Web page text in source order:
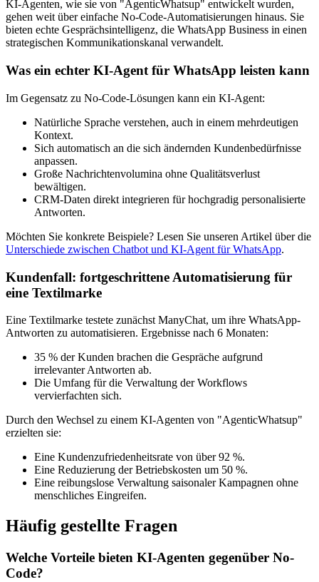
KI-Agenten, wie sie von "AgenticWhatsup" entwickelt wurden,
gehen weit über einfache No-Code-Automatisierungen hinaus. Sie
bieten echte Gesprächsintelligenz, die WhatsApp Business in einen
strategischen Kommunikationskanal verwandelt.
Was ein echter KI-Agent für WhatsApp leisten kann
Im Gegensatz zu No-Code-Lösungen kann ein KI-Agent:
Natürliche Sprache verstehen, auch in einem mehrdeutigen
Kontext.
Sich automatisch an die sich ändernden Kundenbedürfnisse
anpassen.
Große Nachrichtenvolumina ohne Qualitätsverlust
bewältigen.
CRM-Daten direkt integrieren für hochgradig personalisierte
Antworten.
Möchten Sie konkrete Beispiele? Lesen Sie unseren Artikel über die
Unterschiede zwischen Chatbot und KI-Agent für WhatsApp.
Kundenfall: fortgeschrittene Automatisierung für
eine Textilmarke
Eine Textilmarke testete zunächst ManyChat, um ihre WhatsApp-
Antworten zu automatisieren. Ergebnisse nach 6 Monaten:
35 % der Kunden brachen die Gespräche aufgrund
irrelevanter Antworten ab.
Die Umfang für die Verwaltung der Workflows
vervierfachten sich.
Durch den Wechsel zu einem KI-Agenten von "AgenticWhatsup"
erzielten sie:
Eine Kundenzufriedenheitsrate von über 92 %.
Eine Reduzierung der Betriebskosten um 50 %.
Eine reibungslose Verwaltung saisonaler Kampagnen ohne
menschliches Eingreifen.
Häufig gestellte Fragen
Welche Vorteile bieten KI-Agenten gegenüber No-
Code?